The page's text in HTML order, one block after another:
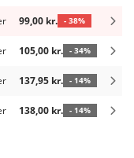
99,00 kr. - 38%
105,00 kr. - 34%
137,95 kr. - 14%
138,00 kr. - 14%